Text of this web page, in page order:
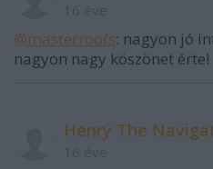
@masterroofs: nagyon jó
nagyon nagy köszönet érte!
Henry The